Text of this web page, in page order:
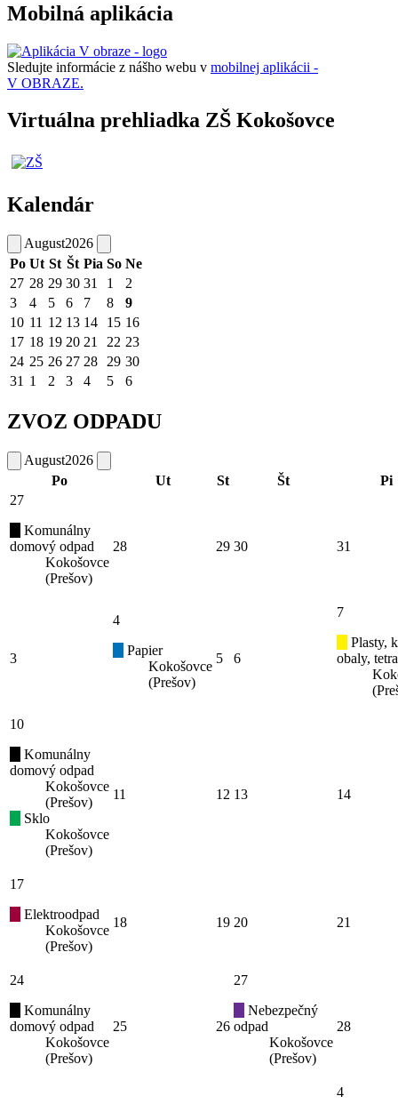
Mobilná aplikácia
Sledujte informácie z nášho webu v mobilnej aplikácii -
V OBRAZE.
Virtuálna prehliadka ZŠ Kokošovce
Kalendár
August2026
Po Ut St Št Pia So Ne
27 28 29 30 31 1
2
3
4 5 6 7 8
9
10 11 12 13 14 15 16
17 18 19 20 21 22 23
24 25 26 27 28 29 30
31 1 2 3 4 5 6
ZVOZ ODPADU
August2026
Po
Ut St Št
Pi
27
Komunálny
domový odpad
Kokošovce
(Prešov)
28 29 30 31
3
4
Papier
Kokošovce
(Prešov)
5 6
7
Plasty,
obaly,
10
Komunálny
domový odpad
Kokošovce
(Prešov)
Sklo
Kokošovce
(Prešov)
11 12 13 14
17
Elektroodpad
Kokošovce
(Prešov)
18 19 20 21
24
Komunálny
domový odpad
Kokošovce
(Prešov)
25 26
27
Nebezpečný
odpad
Kokošovce
(Prešov)
28
4